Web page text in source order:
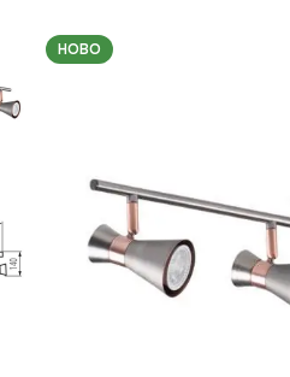
НОВО